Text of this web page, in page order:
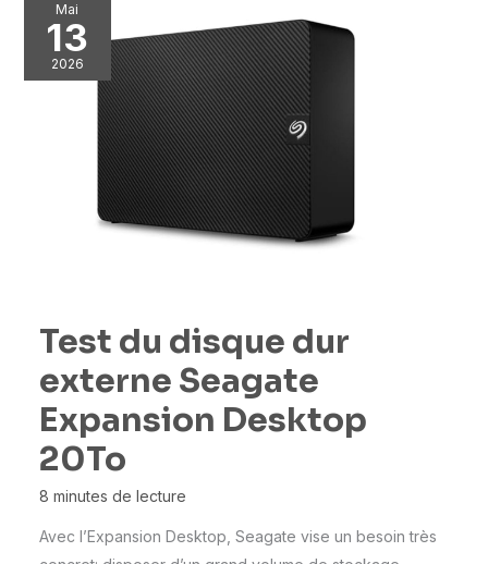
Mai
13
2026
Test du disque dur
externe Seagate
Expansion Desktop
20To
8 minutes de lecture
Avec l’Expansion Desktop, Seagate vise un besoin très